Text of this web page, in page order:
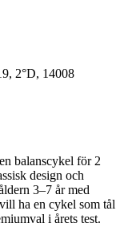
2°D, 14008
balanscykel för 2
design och
3–7 år med
ha en cykel som tål
i årets test.